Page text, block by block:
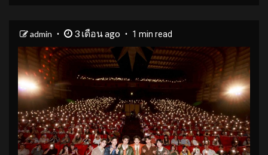
admin 3 เดือน ago 1 min read